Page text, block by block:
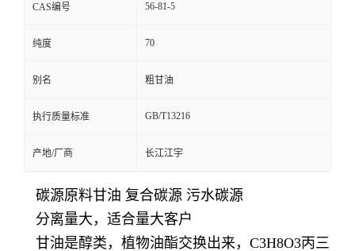
CAS编号 56-81-5
纯度 70
别名 粗甘油
执行质量标准 GB/T13216
产地/厂商 长江江宇
碳源原料甘油 复合碳源 污水碳源
分离量大，适合量大客户
甘油是醇类，植物油酯交换出来，C3H8O3丙三